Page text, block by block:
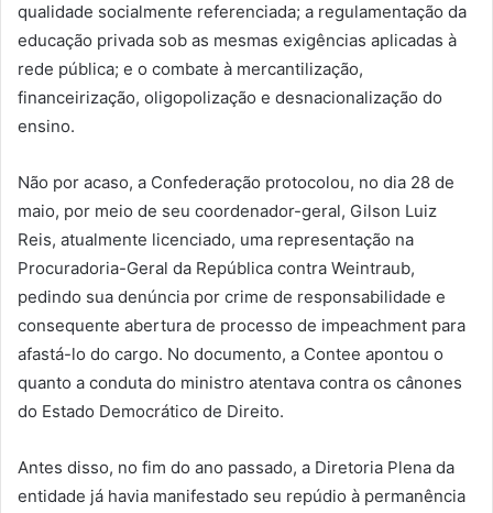
qualidade socialmente referenciada; a regulamentação da
educação privada sob as mesmas exigências aplicadas à
rede pública; e o combate à mercantilização,
financeirização, oligopolização e desnacionalização do
ensino.
Não por acaso, a Confederação protocolou, no dia 28 de
maio, por meio de seu coordenador-geral, Gilson Luiz
Reis, atualmente licenciado, uma representação na
Procuradoria-Geral da República contra Weintraub,
pedindo sua denúncia por crime de responsabilidade e
consequente abertura de processo de impeachment para
afastá-lo do cargo. No documento, a Contee apontou o
quanto a conduta do ministro atentava contra os cânones
do Estado Democrático de Direito.
Antes disso, no fim do ano passado, a Diretoria Plena da
entidade já havia manifestado seu repúdio à permanência